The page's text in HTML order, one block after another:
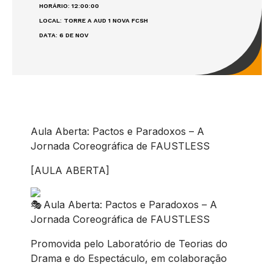
HORÁRIO: 12:00:00
LOCAL: TORRE A AUD 1 NOVA FCSH
DATA: 6 DE NOV
Aula Aberta: Pactos e Paradoxos – A
Jornada Coreográfica de FAUSTLESS
[AULA ABERTA]
Aula Aberta: Pactos e Paradoxos – A
Jornada Coreográfica de FAUSTLESS
Promovida pelo Laboratório de Teorias do
Drama e do Espectáculo, em colaboração